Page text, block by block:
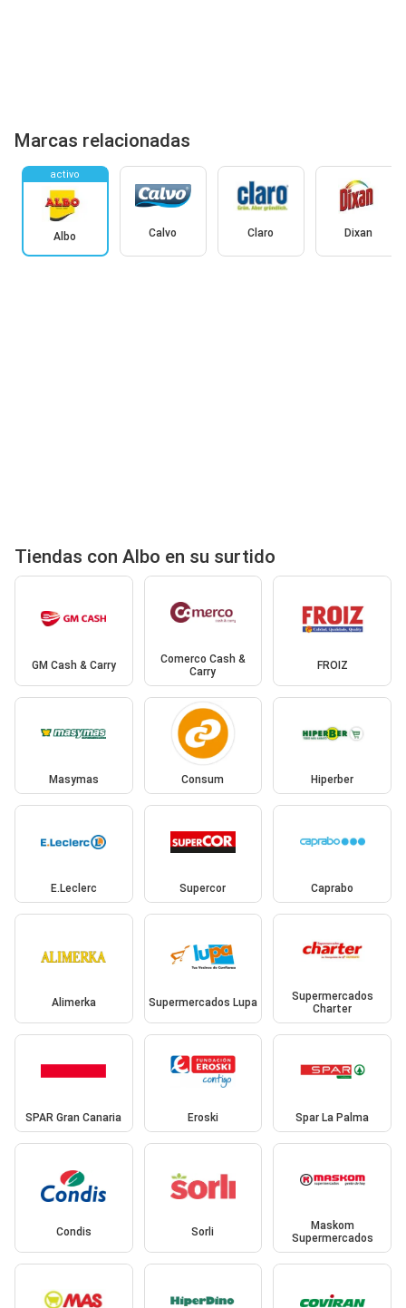
Marcas relacionadas
activo
Albo Calvo Claro Dixan
Tiendas con Albo en su surtido
GM Cash & Carry
Comerco Cash &
Carry
FROIZ
Masymas Consum Hiperber
E.Leclerc Supercor Caprabo
Alimerka Supermercados Lupa
Supermercados
Charter
SPAR Gran Canaria Eroski Spar La Palma
Condis Sorli
Maskom
Supermercados